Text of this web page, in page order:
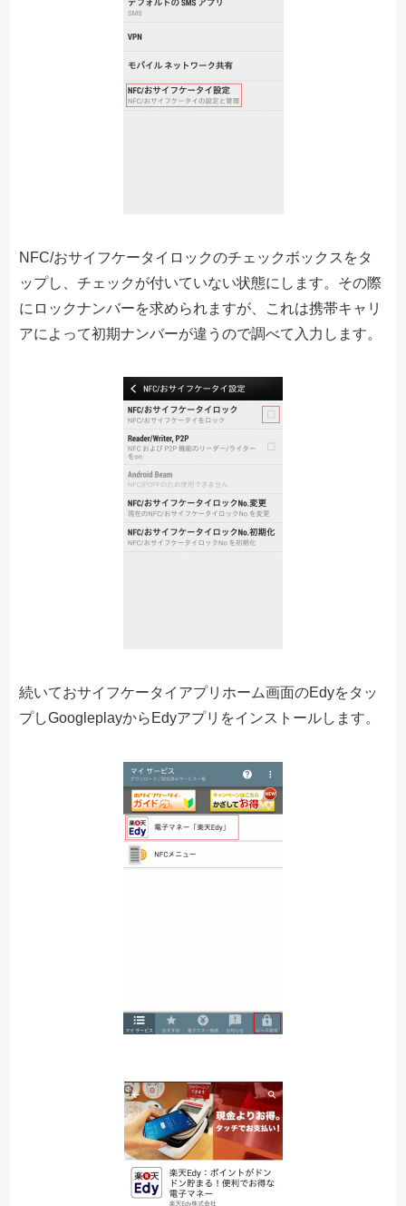
NFC/おサイフケータイロックのチェックボックスをタ
ップし、チェックが付いていない状態にします。その際
にロックナンバーを求められますが、これは携帯キャリ
アによって初期ナンバーが違うので調べて入力します。
続いておサイフケータイアプリホーム画面のEdyをタッ
プしGoogleplayからEdyアプリをインストールします。